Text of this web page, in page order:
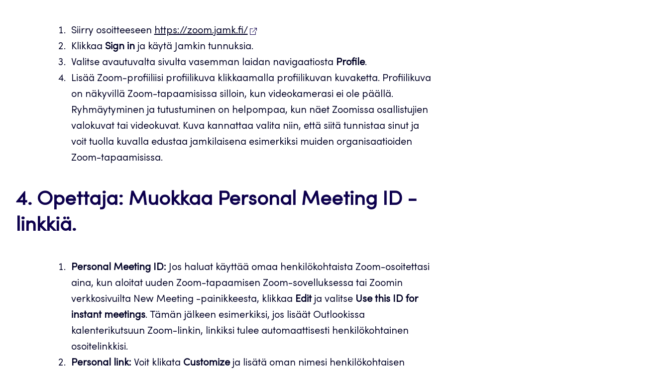
Siirry osoitteeseen https://zoom.jamk.fi/
Klikkaa Sign inja käytä Jamkin tunnuksia.
Valitse avautuvalta sivulta vasemman laidan navigaatiosta Profile.
Lisää Zoom-profiiliisi profiilikuva klikkaamalla profiilikuvan kuvaketta. Profiilikuva
on näkyvillä Zoom-tapaamisissa silloin, kun videokamerasi ei ole päällä.
Ryhmäytyminen ja tutustuminen on helpompaa, kun näet Zoomissa osallistujien
valokuvat tai videokuvat. Kuva kannattaa valita niin, että siitä tunnistaa sinut ja
voit tuolla kuvalla edustaa jamkilaisena esimerkiksi muiden organisaatioiden
Zoom-tapaamisissa.
4. Opettaja: Muokkaa Personal Meeting ID -
linkkiä.
Personal Meeting ID: Jos haluat käyttää omaa henkilökohtaista Zoom-osoitettasi
aina, kun aloitat uuden Zoom-tapaamisen Zoom-sovelluksessa tai Zoomin
verkkosivuilta New Meeting -painikkeesta, klikkaa Editja valitse Use this ID for
instant meetings. Tämän jälkeen esimerkiksi, jos lisäät Outlookissa
kalenterikutsuun Zoom-linkin, linkiksi tulee automaattisesti henkilökohtainen
osoitelinkkisi.
Personal link: Voit klikata Customizeja lisätä oman nimesi henkilökohtaisen